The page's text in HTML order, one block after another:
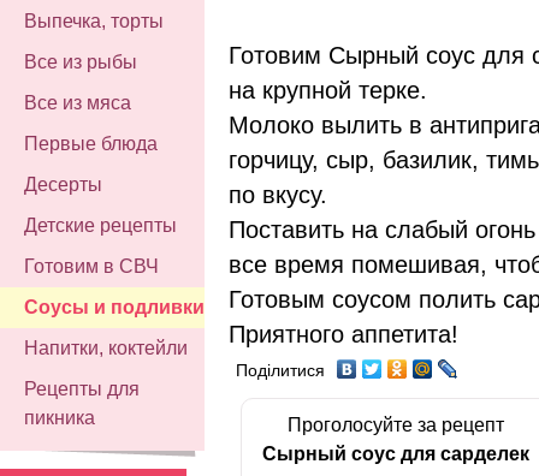
Выпечка, торты
Все из рыбы
Все из мяса
Первые блюда
Десерты
Детские рецепты
Готовим в СВЧ
Соусы и подливки
Напитки, коктейли
Рецепты для
пикника
Готовим Сырный соус для
на крупной терке.
Молоко вылить в
горчицу, сыр, базилик,
по вкусу.
Поставить на слабый
все время помешивая,
Готовым соусом полить
Приятного аппетита!
Поділитися
Проголосуйте за рецепт
Сырный соус для сарделек